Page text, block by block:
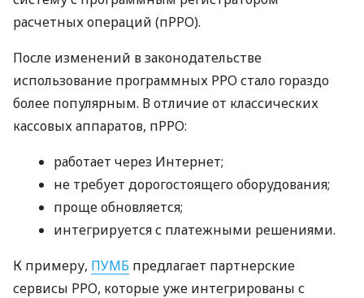
расчетных операций (пРРО).
После изменений в законодательстве
использование программных РРО стало гораздо
более популярным. В отличие от классических
кассовых аппаратов, пРРО:
работает через Интернет;
не требует дорогостоящего оборудования;
проще обновляется;
интегрируется с платежными решениями.
К примеру, ПУМБ предлагает партнерские
сервисы РРО, которые уже интегрированы с